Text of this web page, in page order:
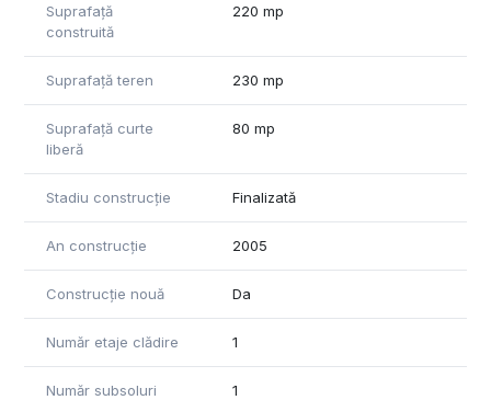
Suprafață
construită
220 mp
Suprafață teren 230 mp
Suprafață curte
liberă
80 mp
Stadiu construcție Finalizată
An construcție 2005
Construcție nouă Da
Număr etaje clădire 1
Număr subsoluri 1